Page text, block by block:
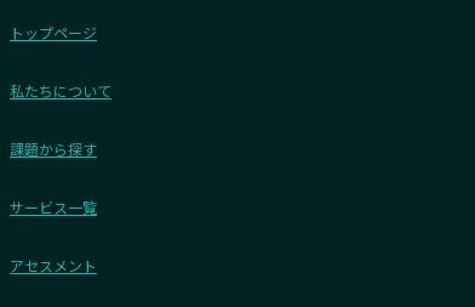
トップページ
私たちについて
課題から探す
サービス一覧
アセスメント